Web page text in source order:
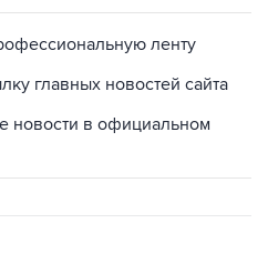
ленту
главных новостей сайта
новости в официальном